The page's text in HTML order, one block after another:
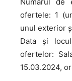
ofertele: 1
unul exterior
Data și
ofertelor:
15.03.2024,